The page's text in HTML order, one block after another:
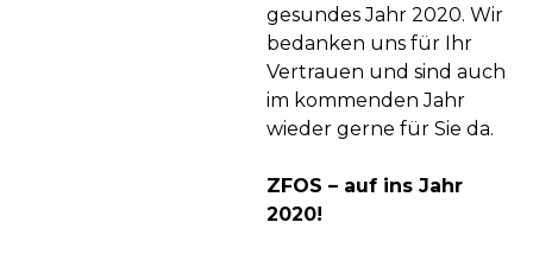
gesundes Jahr 2020. Wir
bedanken uns für Ihr
Vertrauen und sind auch
im kommenden Jahr
wieder gerne für Sie da.
ZFOS – auf ins Jahr
2020!